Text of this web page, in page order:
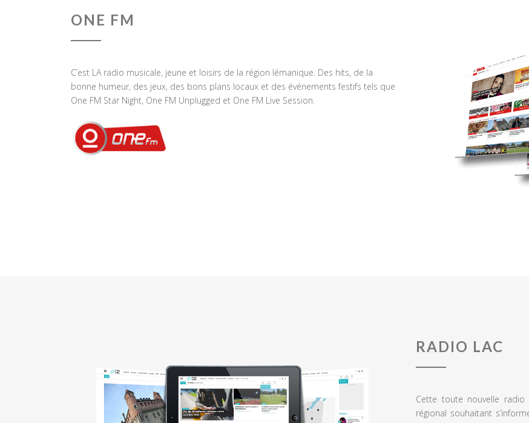
ONE FM
C’est LA radio musicale, jeune et loisirs de la région lémanique. Des hits, de la
bonne humeur, des jeux, des bons plans locaux et des événements festifs tels que
One FM Star Night, One FM Unplugged et One FM Live Session.
RADIO LAC
Cette toute nouvelle
régional souhaitant